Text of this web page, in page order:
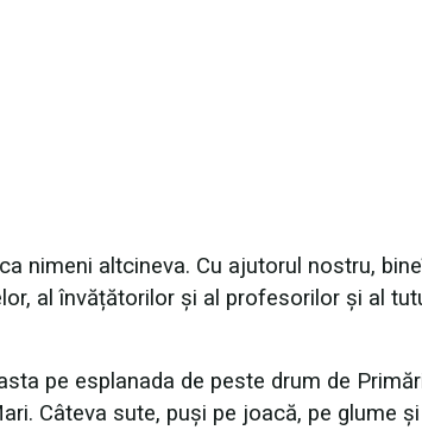
nimeni altcineva. Cu ajutorul nostru,
al învățătorilor și al profesorilor și al
pe esplanada de peste drum de
Câteva sute, puși pe joacă, pe glume